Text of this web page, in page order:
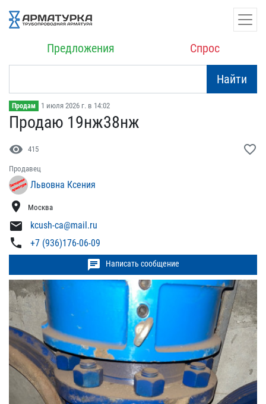
Предложения Спрос
Найти
Продам 1 июля 2026 г. в 14:02
Продаю 19нж38нж
visibility 415 favorite_border
Продавец
Львовна Ксения
location_on Москва
mail kcush-ca@mail.ru
phone +7 (936)176-06-09
chat Написать сообщение